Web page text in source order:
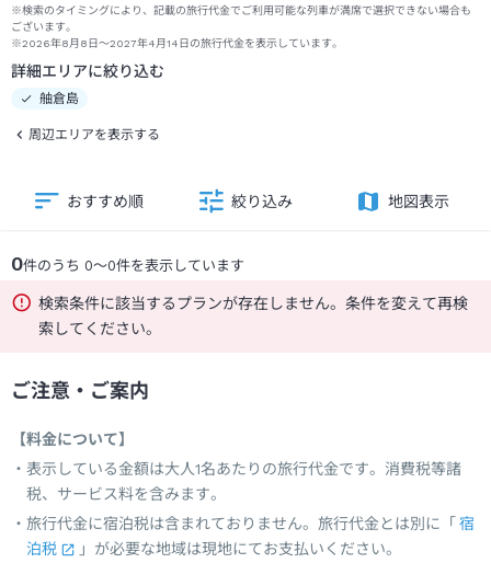
※検索のタイミングにより、記載の旅行代金でご利用可能な列車が満席で選択できない場合も
ございます。
※2026年8月8日～2027年4月14日の旅行代金を表示しています。
詳細エリアに絞り込む
舳倉島
周辺エリアを表示する
0件のうち 0～0件を表示しています
おすすめ順 絞り込み 地図表示
検索条件に該当するプランが存在しません。条件を変えて再検
索してください。
ご注意・ご案内
【料金について】
表示している金額は大人1名あたりの旅行代金です。消費税等諸
税、サービス料を含みます。
旅行代金に宿泊税は含まれておりません。旅行代金とは別に「 宿
泊税
」が必要な地域は現地にてお支払いください。